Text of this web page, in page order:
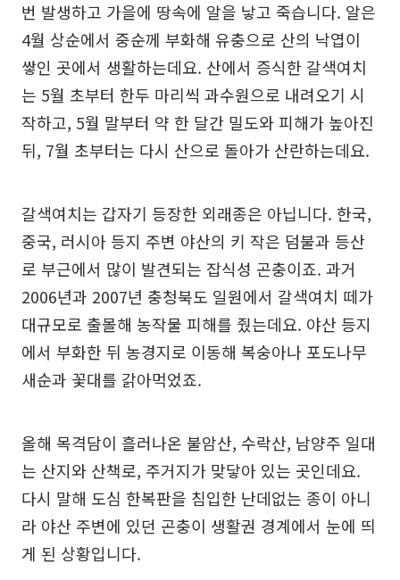
번 발생하고 가을에 땅속에 알을 낳고 죽습니다. 알은
4월 상순에서 중순께 부화해 유충으로 산의 낙엽이
쌓인 곳에서 생활하는데요. 산에서 증식한 갈색여치
는 5월 초부터 한두 마리씩 과수원으로 내려오기 시
작하고, 5월 말부터 약 한 달간 밀도와 피해가 높아진
뒤, 7월 초부터는 다시 산으로 돌아가 산란하는데요.
갈색여치는 갑자기 등장한 외래종은 아닙니다. 한국,
중국, 러시아 등지 주변 야산의 키 작은 덤불과 등산
로 부근에서 많이 발견되는 잡식성 곤충이죠. 과거
2006년과 2007년 충청북도 일원에서 갈색여치 떼가
대규모로 출몰해 농작물 피해를 줬는데요. 야산 등지
에서 부화한 뒤 농경지로 이동해 복숭아나 포도나무
새순과 꽃대를 갉아먹었죠.
올해 목격담이 흘러나온 불암산, 수락산, 남양주 일대
는 산지와 산책로, 주거지가 맞닿아 있는 곳인데요.
다시 말해 도심 한복판을 침입한 난데없는 종이 아니
라 야산 주변에 있던 곤충이 생활권 경계에서 눈에 띄
게 된 상황입니다.